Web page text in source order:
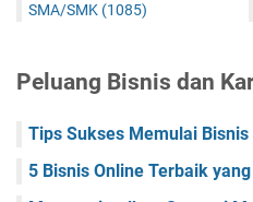
SMA/SMK (1085)
Peluang Bisnis dan
Tips Sukses Memulai
5 Bisnis Online Terbaik